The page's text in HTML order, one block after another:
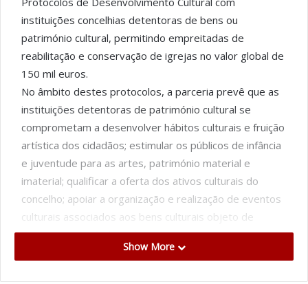
instituições concelhias detentoras de bens ou
património cultural, permitindo empreitadas de
reabilitação e conservação de igrejas no valor global de
150 mil euros.
No âmbito destes protocolos, a parceria prevê que as
instituições detentoras de património cultural se
comprometam a desenvolver hábitos culturais e fruição
artística dos cidadãos; estimular os públicos de infância
e juventude para as artes, património material e
imaterial; qualificar a oferta dos ativos culturais do
concelho; apoiar a organização e realização de eventos
culturais associados aos bens culturais objeto de
intervenção no âmbito destas parcerias.
Neste contexto, o município vai atribuir 25 mil euros à
Show More